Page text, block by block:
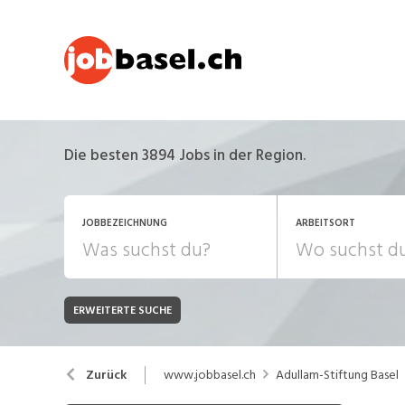
Die besten 3894 Jobs in der Region.
JOBBEZEICHNUNG ARBEITSORT
JOB-TYP
Festanstellung
Bank, Versicherung
Chemie, Pharma, Biotechnologie
ERWEITERTE SUCHE
Zurück www.jobbasel.ch Adullam-Stiftung Basel